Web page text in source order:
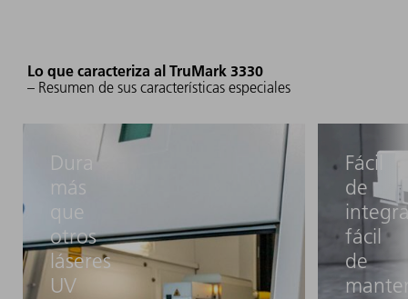
Lo que caracteriza al TruMark 3330
– Resumen de sus características especiales
Dura
más
que
otros
láseres
UV
Fácil
de
fácil
de